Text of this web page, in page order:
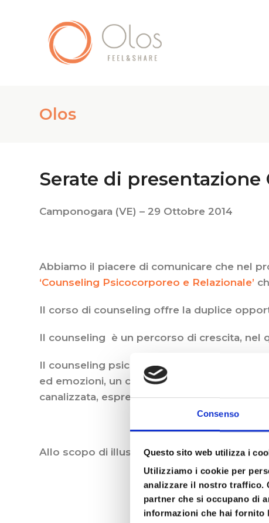
Consenso
Questo sito web utilizza i
Utilizziamo i cookie per
analizzare il nostro
partner che si occupano di
informazioni che hai
Olos
Serate di presentazione
Camponogara (VE) – 29 Ottobre 2014
Abbiamo il piacere di comunicare che nel
‘Counseling Psicocorporeo e Relazionale’
Il corso di counseling offre la duplice
Il counseling è un percorso di crescita, nel
Il counseling psico-corporeo si distingue
ed emozioni, un corpo che custodisce la
canalizzata, espressa.
Allo scopo di illustrare i contenuti, le